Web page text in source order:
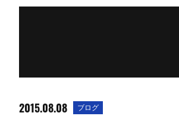
2015.08.08 ブログ